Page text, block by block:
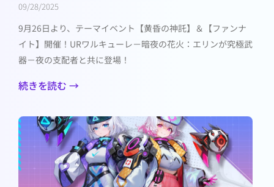
09/28/2025
9月26日より、テーマイベント【黄昏の神託】＆【ファンナ
イト】開催！URワルキューレ－暗夜の花火：エリンが究極武
器－夜の支配者と共に登場！
続きを読む →